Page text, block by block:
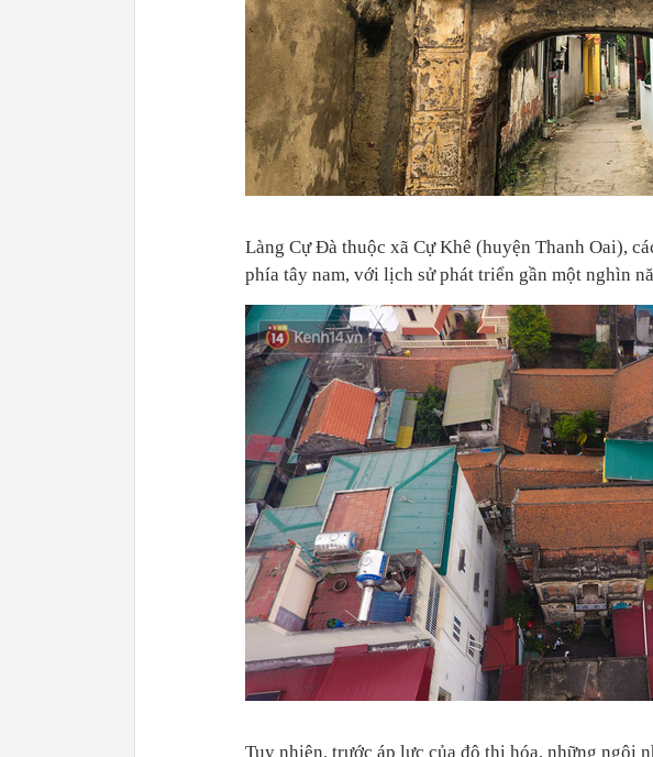
Làng Cự Đà thuộc xã Cự Khê (huyện Thanh Oai),
phía tây nam, với lịch sử phát triển gần một nghìn
Tuy nhiên, trước áp lực của đô thị hóa, những ngôi